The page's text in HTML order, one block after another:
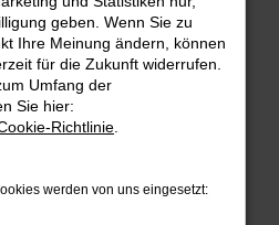
aufgetreten.
die dir helfen können:
und deine
zum Beispiel deine
geben. Wenn Sie zu
Ihre Meinung ändern, können
für die Zukunft widerrufen.
Umfang der
Sie hier:
Richtlinie
werden von uns eingesetzt: